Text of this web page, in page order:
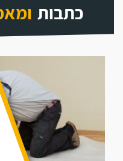
כתבות